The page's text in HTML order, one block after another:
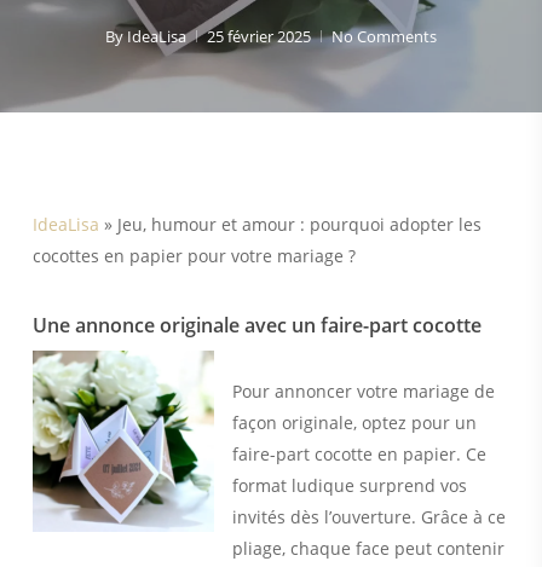
ByIdeaLisa 25 février 2025 No Comments
IdeaLisa » Jeu, humour et amour : pourquoi adopter les
cocottes en papier pour votre mariage ?
Une annonce originale avec un faire-part cocotte
Pour annoncer votre mariage de
façon originale, optez pour un
faire-part cocotte en papier. Ce
format ludique surprend vos
invités dès l’ouverture. Grâce à ce
pliage, chaque face peut contenir